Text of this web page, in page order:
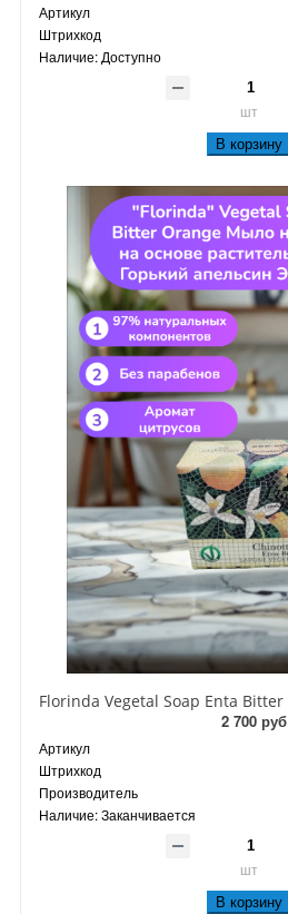
Артикул
Штрихкод
Наличие: Доступно
шт
В корзину
2 700 руб
Артикул
Штрихкод
Производитель
Наличие:Заканчивается
шт
В корзину